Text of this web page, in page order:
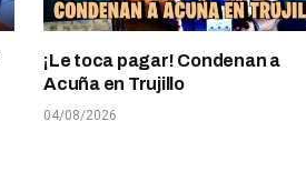
¡Le toca pagar! Condenan a
Acuña en Trujillo
04/08/2026